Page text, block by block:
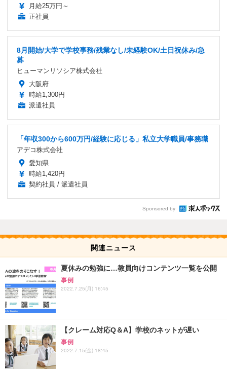
月給25万円～
正社員
8月開始/大学で学校事務/残業なし/未経験OK/土日祝休み/急
募
ヒューマンリソシア株式会社
大阪府
時給1,300円
派遣社員
「年収300から600万円/経験に応じる」私立大学職員/事務職
アデコ株式会社
愛知県
時給1,420円
契約社員 / 派遣社員
Sponsored by
関連ニュース
夏休みの勉強に…教員向けコンテンツ一覧を公開
事例
2022.7.25(月) 16:45
【クレーム対応Q＆A】学校のネットが遅い
事例
2022.7.15(金) 18:45